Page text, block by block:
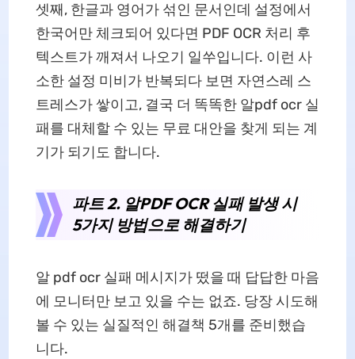
셋째, 한글과 영어가 섞인 문서인데 설정에서
한국어만 체크되어 있다면 PDF OCR 처리 후
텍스트가 깨져서 나오기 일쑤입니다. 이런 사
소한 설정 미비가 반복되다 보면 자연스레 스
트레스가 쌓이고, 결국 더 똑똑한 알pdf ocr 실
패를 대체할 수 있는 무료 대안을 찾게 되는 계
기가 되기도 합니다.
파트 2. 알PDF OCR 실패 발생 시
5가지 방법으로 해결하기
알 pdf ocr 실패 메시지가 떴을 때 답답한 마음
에 모니터만 보고 있을 수는 없죠. 당장 시도해
볼 수 있는 실질적인 해결책 5개를 준비했습
니다.